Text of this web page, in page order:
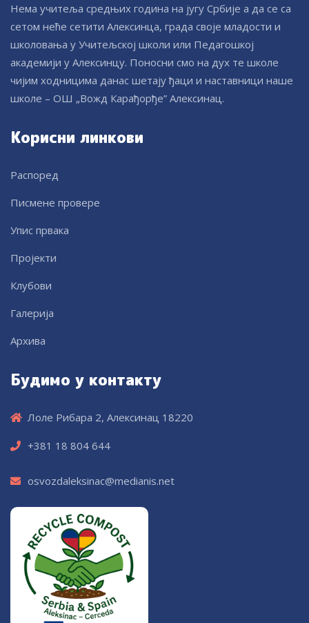
Нема учитеља средњих година на југу Србије а да се са
сетом неће сетити Алексинца, града своје младости и
школовања у Учитељској школи или Педагошкој
академији у Алексинцу. Поносни смо на дух те школе
чијим ходницима данас шетају ђаци и наставници наше
школе – ОШ „Вожд Карађорђе” Алексинац.
Корисни линкови
Распоред
Писмене провере
Упис првака
Пројекти
Клубови
Галерија
Архива
Будимо у контакту
Лоле Рибара 2, Алексинац 18220
+381 18 804 644
osvozdaleksinac@medianis.net